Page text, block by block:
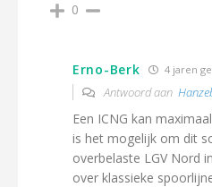
0
Erno-Berk 4 jaren
Antwoord aan
Een ICNG kan
is het mogelijk om dit
overbelaste LGV Nord
over klassieke